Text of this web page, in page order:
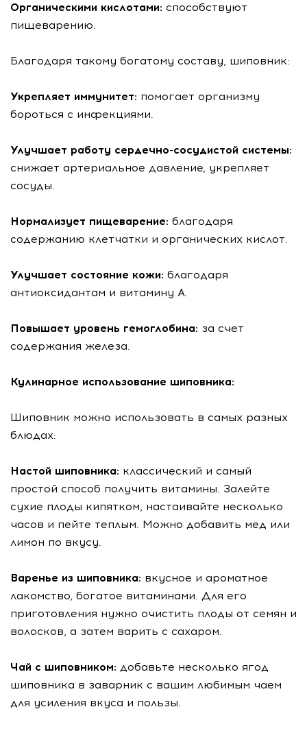
Органическими кислотами: способствуют
пищеварению.
Благодаря такому богатому составу, шиповник:
Укрепляет иммунитет: помогает организму
бороться с инфекциями.
Улучшает работу сердечно-сосудистой системы:
снижает артериальное давление, укрепляет
сосуды.
Нормализует пищеварение: благодаря
содержанию клетчатки и органических кислот.
Улучшает состояние кожи: благодаря
антиоксидантам и витамину А.
Повышает уровень гемоглобина: за счет
содержания железа.
Кулинарное использование шиповника:
Шиповник можно использовать в самых разных
блюдах:
Настой шиповника: классический и самый
простой способ получить витамины. Залейте
сухие плоды кипятком, настаивайте несколько
часов и пейте теплым. Можно добавить мед или
лимон по вкусу.
Варенье из шиповника: вкусное и ароматное
лакомство, богатое витаминами. Для его
приготовления нужно очистить плоды от семян и
волосков, а затем варить с сахаром.
Чай с шиповником: добавьте несколько ягод
шиповника в заварник с вашим любимым чаем
для усиления вкуса и пользы.